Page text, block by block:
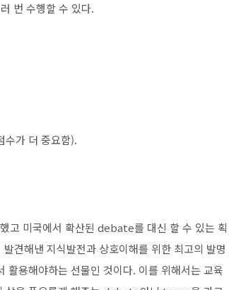
번 수행할 수 있다.
수가 더 중요함).
고 미국에서 확산된 debate를 대신 할 수 있는 획
견해낸 지식발전과 상호이해를 위한 최고의 발명
활용해야하는 선물인 것이다. 이를 위해서는 교육